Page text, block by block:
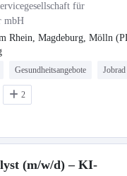
für
mbH
Rhein, Magdeburg, Mölln
Gesundheitsangebote Jobrad
2
(m/w/d) – KI-